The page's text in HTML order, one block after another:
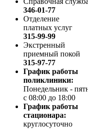
346-01-77
Отделение
платных услуг
315-99-99
Экстренный
приемный покой
315-97-77
График работы
поликлиники:
Понедельник -
с 08:00 до 18:00
График работы
стационара:
круглосуточно